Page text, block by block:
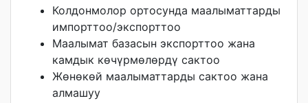
Колдонмолор ортосунда маалыматтарды
импорттоо/экспорттоо
Маалымат базасын экспорттоо жана
камдык көчүрмөлөрдү сактоо
Жөнөкөй маалыматтарды сактоо жана
алмашуу